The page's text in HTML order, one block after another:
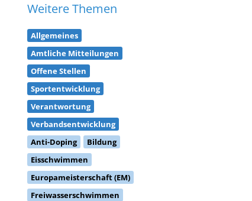
Weitere Themen
Allgemeines
Amtliche Mitteilungen
Offene Stellen
Sportentwicklung
Verantwortung
Verbandsentwicklung
Anti-Doping
Bildung
Eisschwimmen
Europameisterschaft (EM)
Freiwasserschwimmen